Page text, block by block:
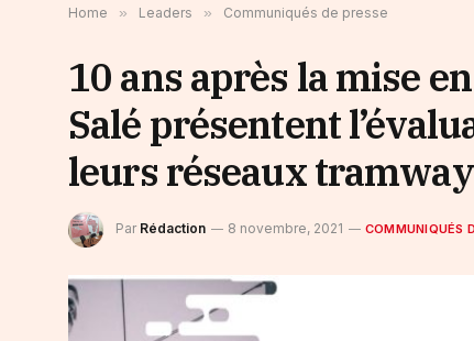
Home » Leaders » Communiqués de presse
10 ans après la mise
Salé présentent
leurs réseaux
Par Rédaction 8 novembre, 2021 COMMUNIQUÉS